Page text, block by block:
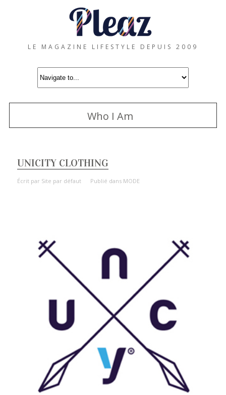
LE MAGAZINE LIFESTYLE DEPUIS 2009
Who I Am
UNICITY CLOTHING
Écrit par Site par défaut Publié dans MODE